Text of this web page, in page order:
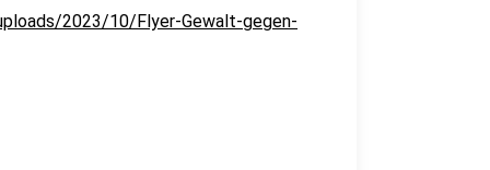
2023/10/Flyer-Gewalt-gegen-